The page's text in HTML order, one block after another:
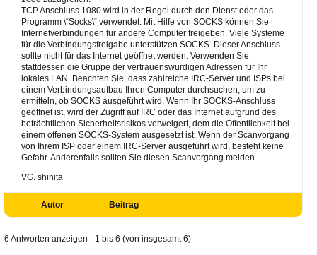
TCP Anschluss 1080 wird in der Regel durch den Dienst oder das
Programm \“Socks\“ verwendet. Mit Hilfe von SOCKS können Sie
Internetverbindungen für andere Computer freigeben. Viele Systeme
für die Verbindungsfreigabe unterstützen SOCKS. Dieser Anschluss
sollte nicht für das Internet geöffnet werden. Verwenden Sie
stattdessen die Gruppe der vertrauenswürdigen Adressen für Ihr
lokales LAN. Beachten Sie, dass zahlreiche IRC-Server und ISPs bei
einem Verbindungsaufbau Ihren Computer durchsuchen, um zu
ermitteln, ob SOCKS ausgeführt wird. Wenn Ihr SOCKS-Anschluss
geöffnet ist, wird der Zugriff auf IRC oder das Internet aufgrund des
beträchtlichen Sicherheitsrisikos verweigert, dem die Öffentlichkeit bei
einem offenen SOCKS-System ausgesetzt ist. Wenn der Scanvorgang
von Ihrem ISP oder einem IRC-Server ausgeführt wird, besteht keine
Gefahr. Anderenfalls sollten Sie diesen Scanvorgang melden.
VG. shinita
Autor Beitrag
6 Antworten anzeigen - 1 bis 6 (von insgesamt 6)